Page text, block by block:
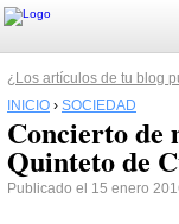
¿Los artículos de tu blog
INICIO › SOCIEDAD
Concierto de
Quinteto de
Publicado el 15 enero